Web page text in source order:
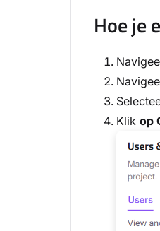
Hoe je
Klik op